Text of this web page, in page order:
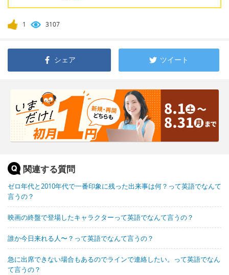
1 3107
シェア ツイート
関連する質問
ゼロ年代と2010年代で一番印象に残った出来事は何？って英語でなんて
言うの？
映画の終盤で登場したキャラクターって英語でなんて言うの？
誰か今日来れる人〜？って英語でなんて言うの？
急に出席できない場合もあるのでラインで連絡したい。って英語でなん
て言うの？